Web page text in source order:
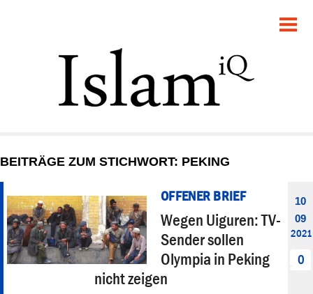
GESELLSCHAFT
STARTSEITE
DEBATTE
PANORAMA
BEITRÄGE ZUM STICHWORT: PEKING
OFFENER BRIEF
Wegen Uiguren: TV-
Sender sollen
Olympia in Peking
nicht zeigen
10
09
2021
0